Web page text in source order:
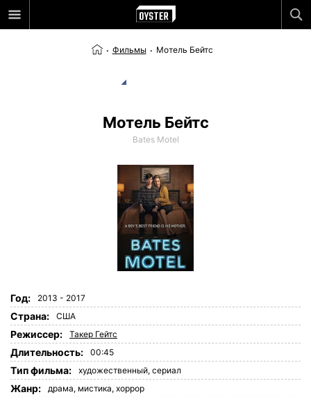
Фильмы Мотель Бейтс
Мотель Бейтс
Bates Motel
Год: 2013 - 2017
Страна: США
Режиссер: Такер Гейтс
Длительность: 00:45
Tип фильма: художественный, сериал
Жанр: драма, мистика, хоррор